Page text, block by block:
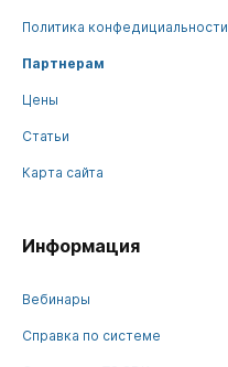
Политика конфедициальности
Партнерам
Цены
Статьи
Карта сайта
Информация
Вебинары
Справка по системе